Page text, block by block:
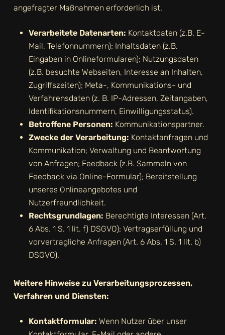
angefragter Maßnahmen erforderlich ist.
Verarbeitete Datenarten: Kontaktdaten (z.B. E-
Mail, Telefonnummern); Inhaltsdaten (z.B.
Eingaben in Onlineformularen); Nutzungsdaten
(z.B. besuchte Webseiten, Interesse an Inhalten,
Zugriffszeiten); Meta-, Kommunikations- und
Verfahrensdaten (z. B. IP-Adressen, Zeitangaben,
Identifikationsnummern, Einwilligungsstatus).
Betroffene Personen: Kommunikationspartner.
Zwecke der Verarbeitung: Kontaktanfragen und
Kommunikation; Verwaltung und Beantwortung
von Anfragen; Feedback (z.B. Sammeln von
Feedback via Online-Formular); Bereitstellung
unseres Onlineangebotes und
Nutzerfreundlichkeit.
Rechtsgrundlagen: Berechtigte Interessen (Art.
6 Abs. 1 S. 1 lit. f) DSGVO); Vertragserfüllung und
vorvertragliche Anfragen (Art. 6 Abs. 1 S. 1 lit. b)
DSGVO).
Weitere Hinweise zu Verarbeitungsprozessen,
Verfahren und Diensten:
Kontaktformular: Wenn Nutzer über unser